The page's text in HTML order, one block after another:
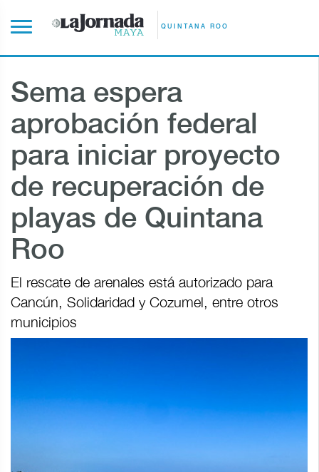
QUINTANA ROO
Sema espera
aprobación federal
para iniciar proyecto
de recuperación de
playas de Quintana
Roo
El rescate de arenales está autorizado para
Cancún, Solidaridad y Cozumel, entre otros
municipios